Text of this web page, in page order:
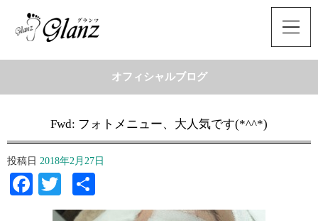
オフィシャルブログ
Fwd: フォトメニュー、大人気です(*^^*)
投稿日 2018年2月27日
Facebook
Twitter
有